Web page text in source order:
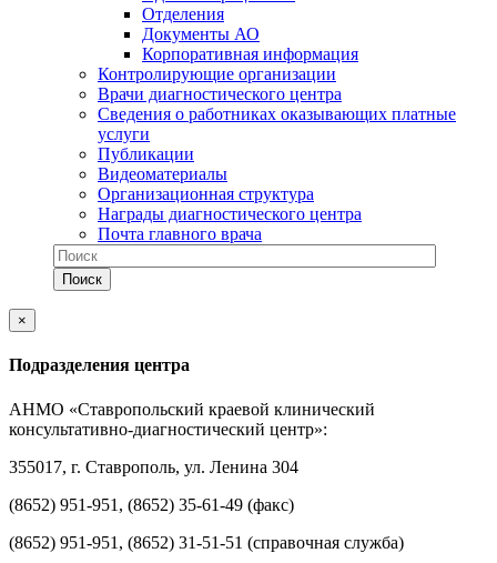
Отделения
Документы АО
Корпоративная информация
Контролирующие организации
Врачи диагностического центра
Сведения о работниках оказывающих платные
услуги
Публикации
Видеоматериалы
Организационная структура
Награды диагностического центра
Почта главного врача
×
Подразделения центра
АНМО «Ставропольский краевой клинический
консультативно-диагностический центр»:
355017, г. Ставрополь, ул. Ленина 304
(8652) 951-951, (8652) 35-61-49 (факс)
(8652) 951-951, (8652) 31-51-51 (справочная служба)